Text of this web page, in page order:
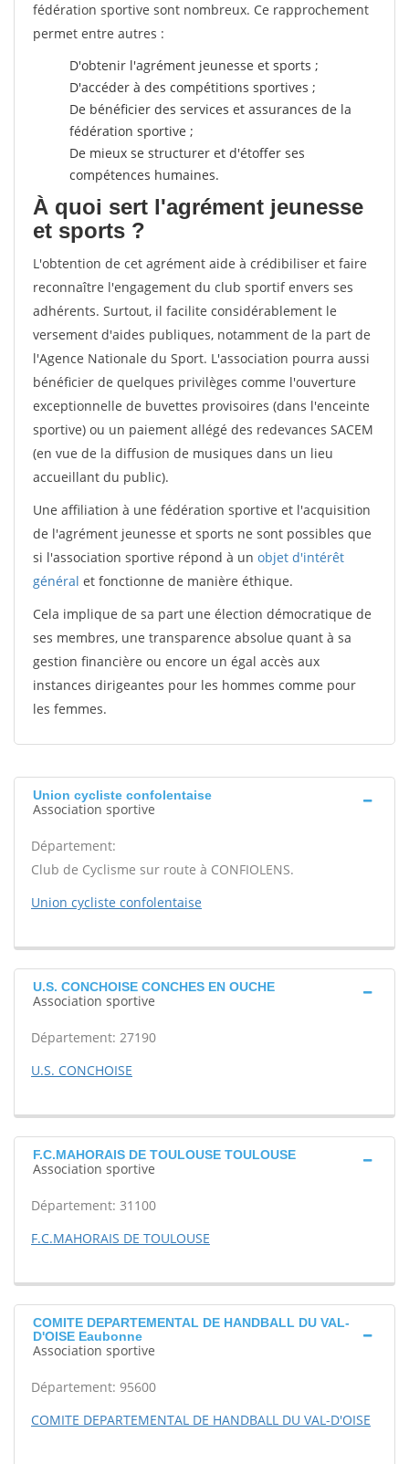
fédération sportive sont nombreux. Ce rapprochement
permet entre autres :
D'obtenir l'agrément jeunesse et sports ;
D'accéder à des compétitions sportives ;
De bénéficier des services et assurances de la
fédération sportive ;
De mieux se structurer et d'étoffer ses
compétences humaines.
À quoi sert l'agrément jeunesse
et sports ?
L'obtention de cet agrément aide à crédibiliser et faire
reconnaître l'engagement du club sportif envers ses
adhérents. Surtout, il facilite considérablement le
versement d'aides publiques, notamment de la part de
l'Agence Nationale du Sport. L'association pourra aussi
bénéficier de quelques privilèges comme l'ouverture
exceptionnelle de buvettes provisoires (dans l'enceinte
sportive) ou un paiement allégé des redevances SACEM
(en vue de la diffusion de musiques dans un lieu
accueillant du public).
Une affiliation à une fédération sportive et l'acquisition
de l'agrément jeunesse et sports ne sont possibles que
si l'association sportive répond à un objet d'intérêt
général et fonctionne de manière éthique.
Cela implique de sa part une élection démocratique de
ses membres, une transparence absolue quant à sa
gestion financière ou encore un égal accès aux
instances dirigeantes pour les hommes comme pour
les femmes.
Union cycliste confolentaise
Association sportive
Département:
Club de Cyclisme sur route à CONFIOLENS.
Union cycliste confolentaise
U.S. CONCHOISE CONCHES EN OUCHE
Association sportive
Département: 27190
U.S. CONCHOISE
F.C.MAHORAIS DE TOULOUSE TOULOUSE
Association sportive
Département: 31100
F.C.MAHORAIS DE TOULOUSE
COMITE DEPARTEMENTAL DE HANDBALL DU VAL-
D'OISE Eaubonne
Association sportive
Département: 95600
COMITE DEPARTEMENTAL DE HANDBALL DU VAL-D'OISE